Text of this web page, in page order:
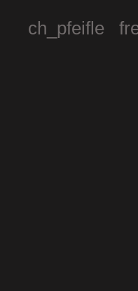
ch_pfeifle